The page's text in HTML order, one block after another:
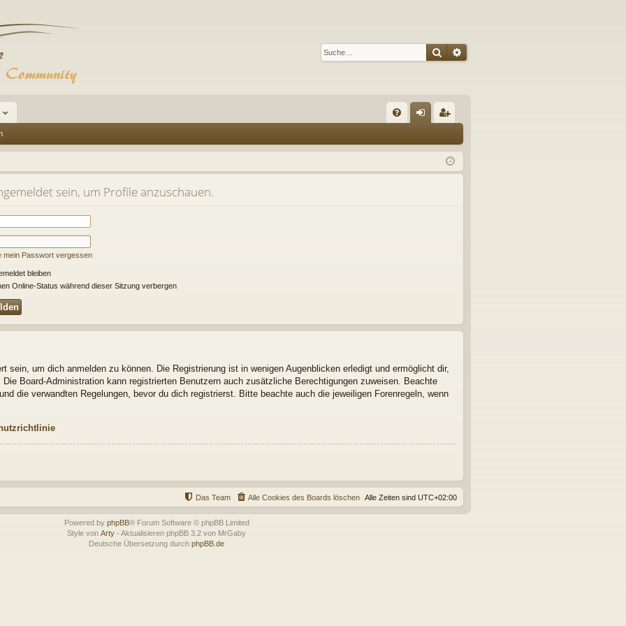
SucheErweiterte Suche
Q m
el
ist
rie
sein, um Profile anzuschauen.
mein Passwort vergessen
bleiben
Online-Status während dieser Sitzung verbergen
sein, um dich anmelden zu können. Die Registrierung ist in wenigen Augenblicken erledigt und ermöglicht dir,
Board-Administration kann registrierten Benutzern auch zusätzliche Berechtigungen zuweisen. Beachte
die verwandten Regelungen, bevor du dich registrierst. Bitte beachte auch die jeweiligen Forenregeln, wenn
Alle Zeiten sind UTC+02:00
Alle Cookies des Boards löschen
Das Team
Powered by phpBB® Forum Software © phpBB Limited
Style von Arty - Aktualisieren phpBB 3.2 von MrGaby
Deutsche Übersetzung durch phpBB.de